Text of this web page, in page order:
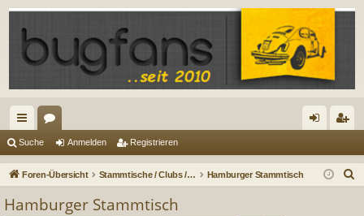
ch
ne en m ist
Suche Anmelden Registrieren
Foren-Übersicht Stammtische / Clubs / Crews / IGs Hamburger Stammtisch
Hamburger Stammtisch